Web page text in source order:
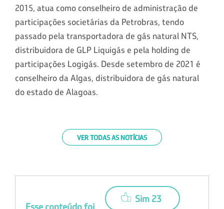
2015, atua como conselheiro de administração de
participações societárias da Petrobras, tendo
passado pela transportadora de gás natural NTS,
distribuidora de GLP Liquigás e pela holding de
participações Logigás. Desde setembro de 2021 é
conselheiro da Algas, distribuidora de gás natural
do estado de Alagoas.
VER TODAS AS NOTÍCIAS
Esse conteúdo foi
Sim 23